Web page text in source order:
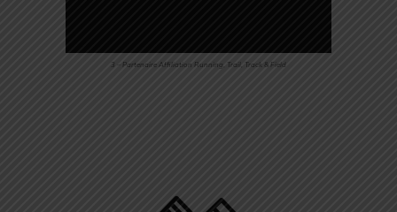
3 – Partenaire Affiliation Running, Trail, Track & Field